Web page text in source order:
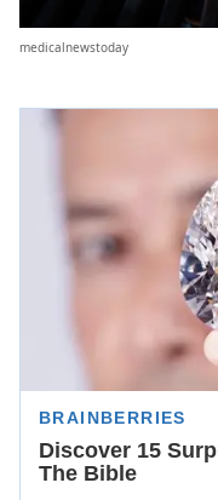
medicalnewstoday